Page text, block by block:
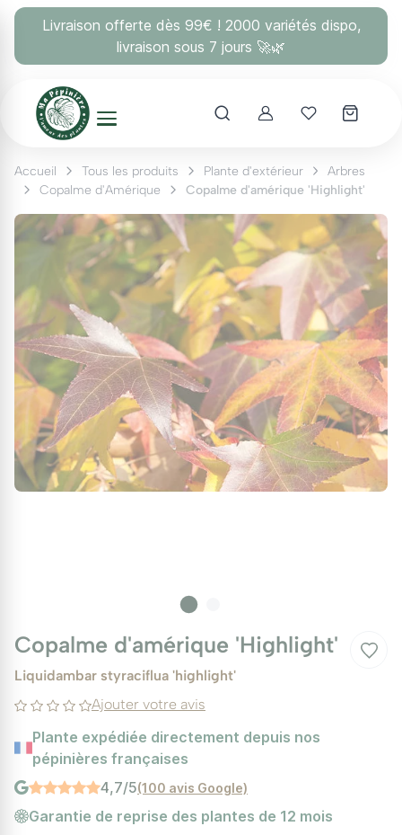
Livraison offerte dès 99€ ! 2000 variétés dispo,
livraison sous 7 jours 🚀🌿
AccountMes coups
Accueil Tous les produits Plante d'extérieur
Arbres
Copalme d'Amérique
Copalme d'amérique 'Highlight'
Copalme d'amérique 'Highlight'
Liquidambar styraciflua 'highlight'
Ajouter votre avis
Plante expédiée directement depuis nos
pépinières françaises
4,7/5(100 avis Google)
Garantie de reprise des plantes de 12 mois
Panneau de gestion des cookies